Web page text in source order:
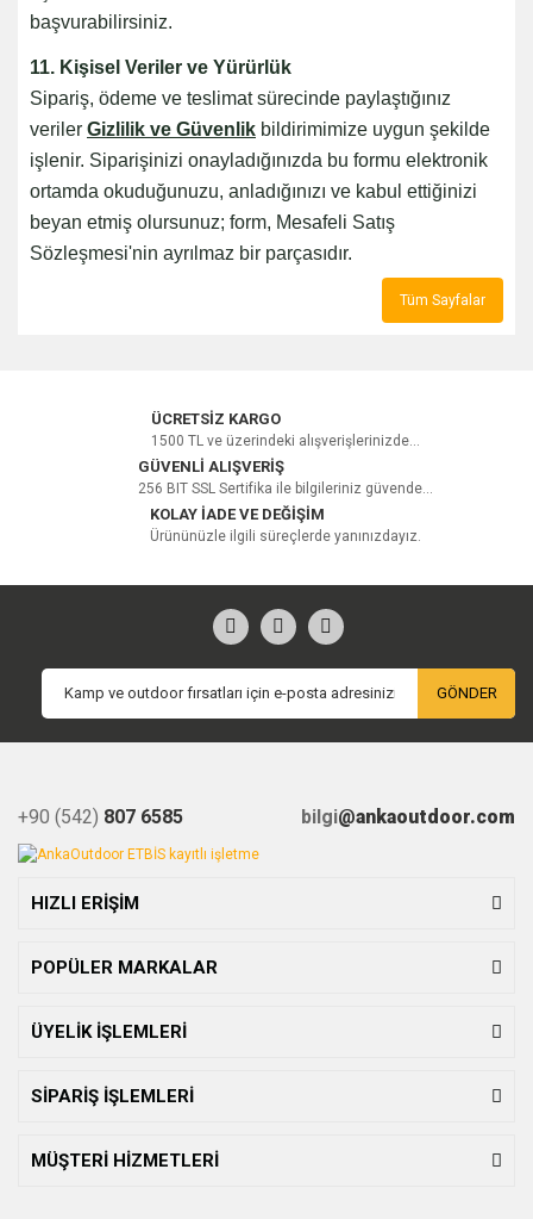
başvurabilirsiniz.
11. Kişisel Veriler ve Yürürlük
Sipariş, ödeme ve teslimat sürecinde paylaştığınız
veriler Gizlilik ve Güvenlik bildirimimize uygun şekilde
işlenir. Siparişinizi onayladığınızda bu formu elektronik
ortamda okuduğunuzu, anladığınızı ve kabul ettiğinizi
beyan etmiş olursunuz; form, Mesafeli Satış
Sözleşmesi'nin ayrılmaz bir parçasıdır.
Tüm Sayfalar
ÜCRETSİZ KARGO
1500 TL ve üzerindeki alışverişlerinizde...
GÜVENLİ ALIŞVERİŞ
256 BIT SSL Sertifika ile bilgileriniz güvende...
KOLAY İADE VE DEĞİŞİM
Ürününüzle ilgili süreçlerde yanınızdayız.
GÖNDER
+90 (542) 807 6585 bilgi@ankaoutdoor.com
HIZLI ERİŞİM
POPÜLER MARKALAR
ÜYELİK İŞLEMLERİ
SİPARİŞ İŞLEMLERİ
MÜŞTERİ HİZMETLERİ